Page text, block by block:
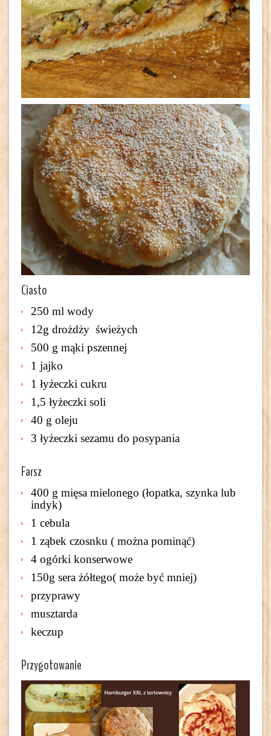
Ciasto
250 ml wody
12g drożdży świeżych
500 g mąki pszennej
1 jajko
1 łyżeczki cukru
1,5 łyżeczki soli
40 g oleju
3 łyżeczki sezamu do posypania
Farsz
400 g mięsa mielonego (łopatka, szynka lub
indyk)
1 cebula
1 ząbek czosnku ( można pominąć)
4 ogórki konserwowe
150g sera żółtego( może być mniej)
przyprawy
musztarda
keczup
Przygotowanie